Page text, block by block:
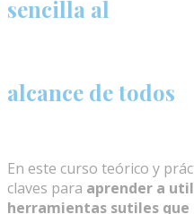
sencilla al
alcance de todos
En este curso teórico y
claves para aprender a
herramientas sutiles